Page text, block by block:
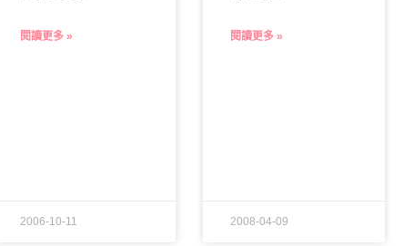
閱讀更多 »
2006-10-11
閱讀更多 »
2008-04-09